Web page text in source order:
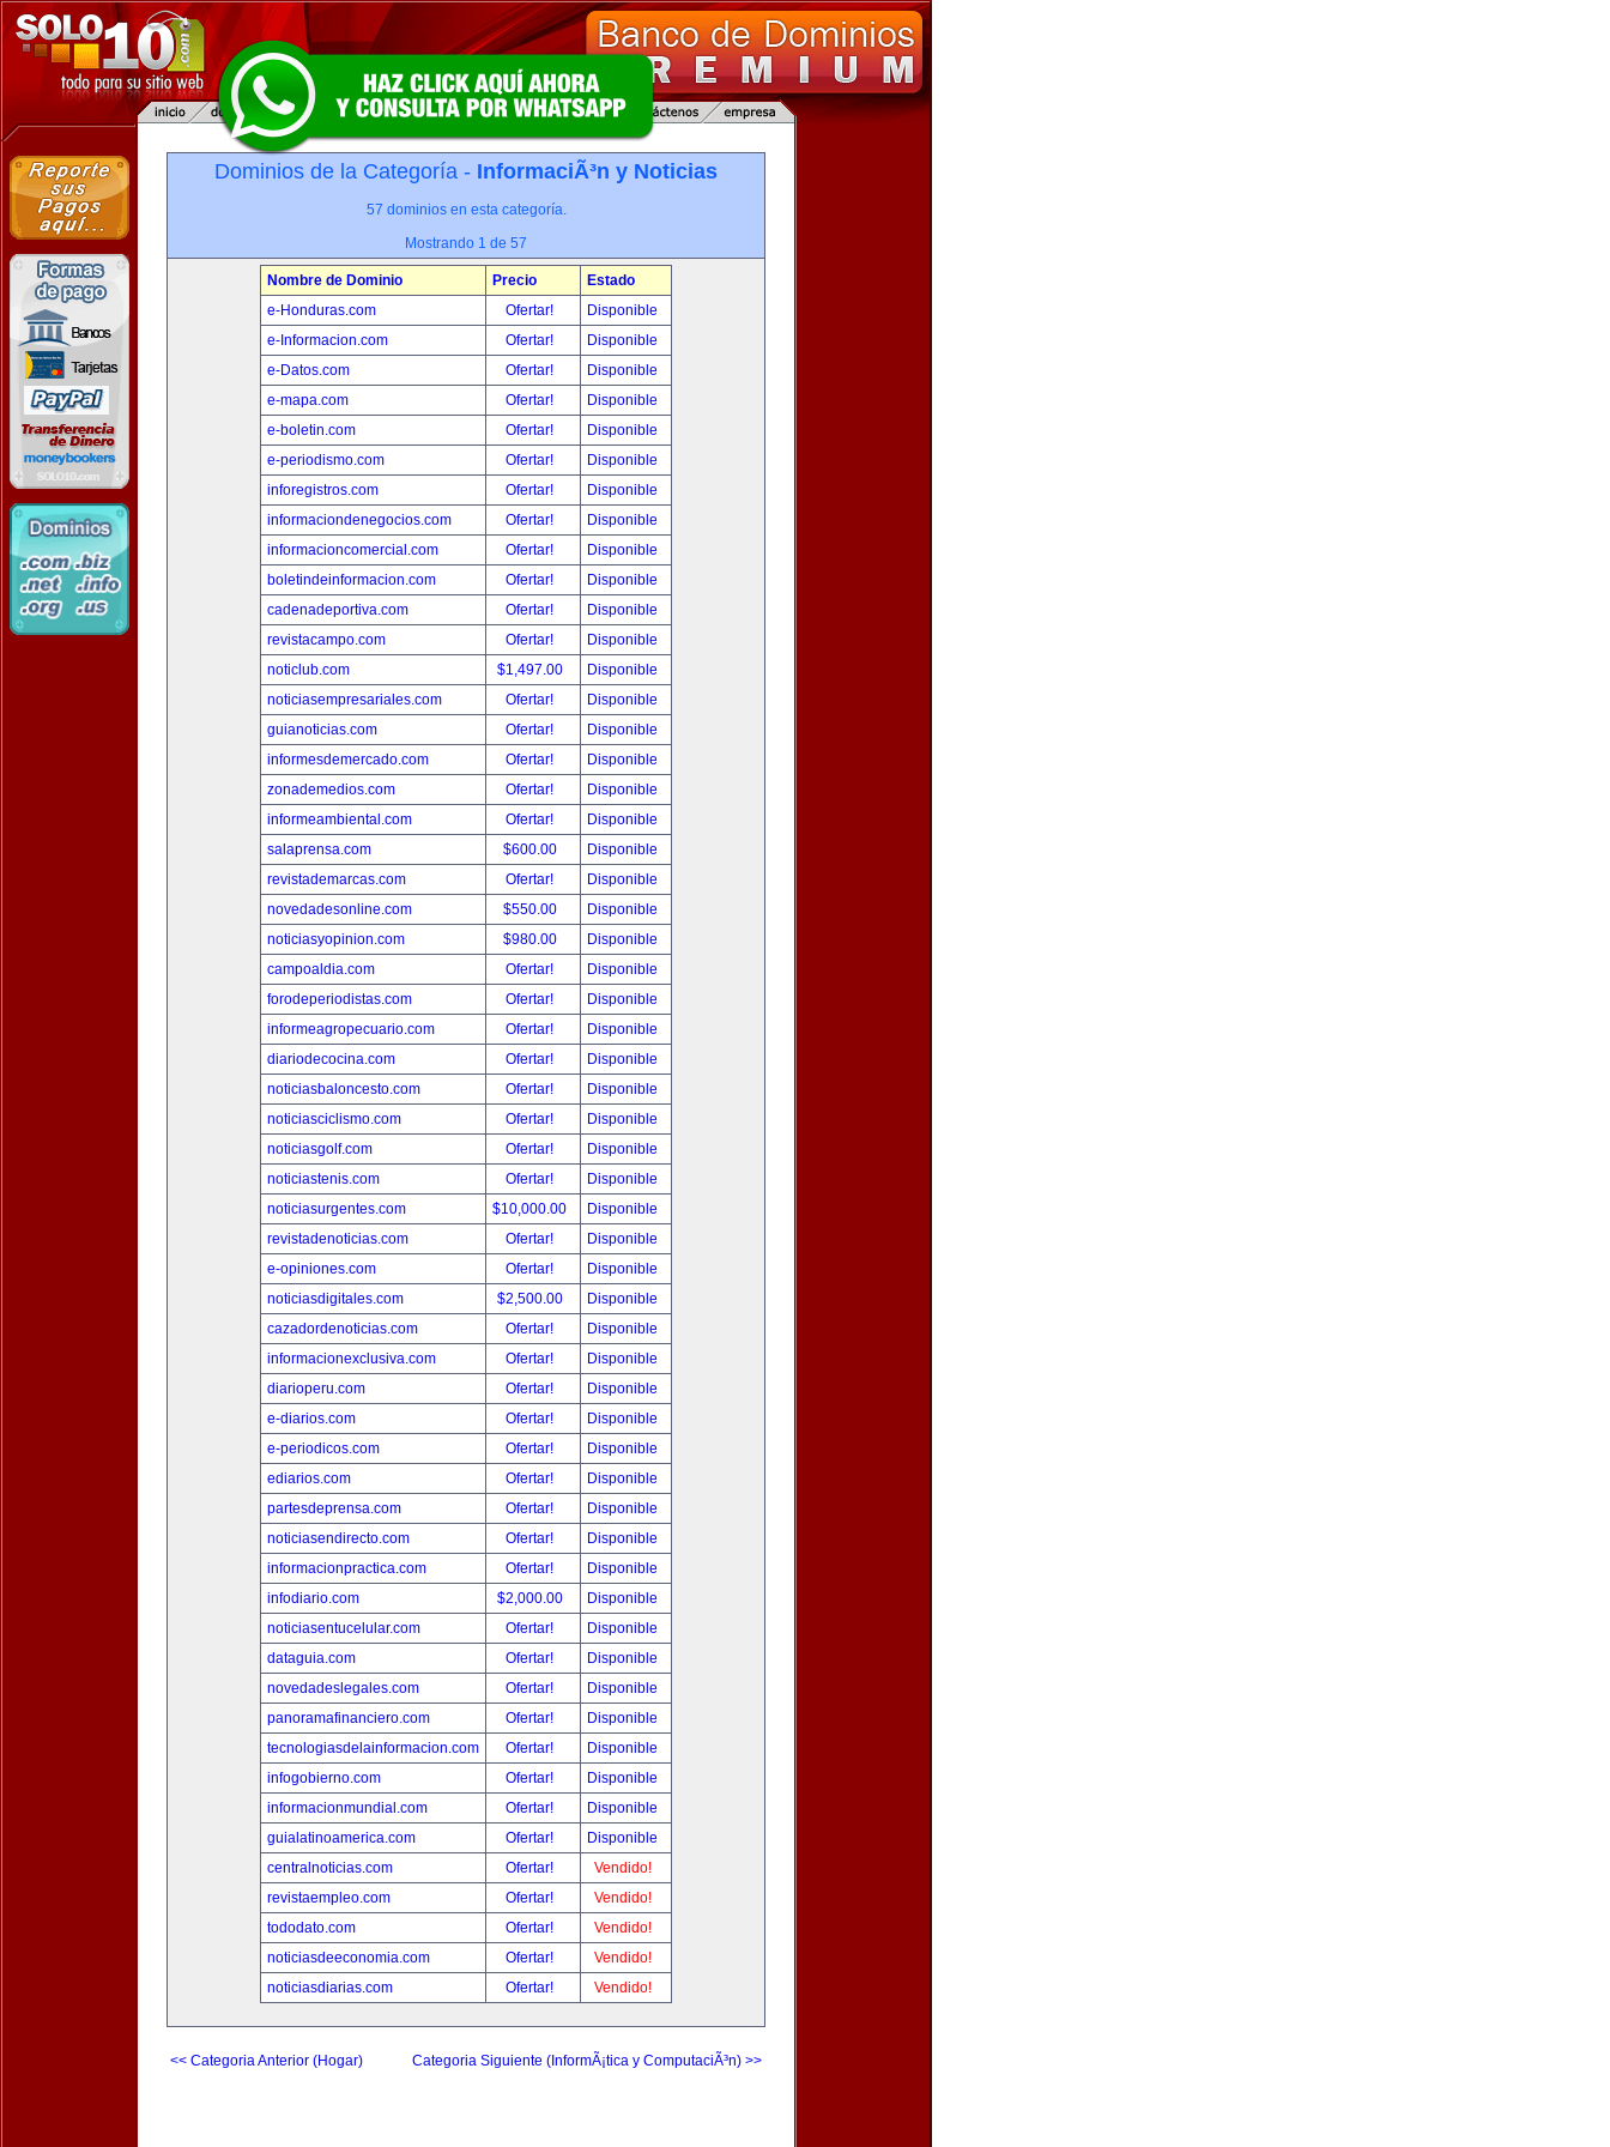
Dominios de la Categoría - InformaciÃ³n y Noticias
57 dominios en esta categoría.
Mostrando 1 de 57
Nombre de Dominio Precio
Estado
e-Honduras.com
Ofertar!
Disponible
e-Informacion.com
Ofertar!
Disponible
e-Datos.com
Ofertar!
Disponible
e-mapa.com
Ofertar!
Disponible
e-boletin.com
Ofertar!
Disponible
e-periodismo.com
Ofertar!
Disponible
inforegistros.com
Ofertar!
Disponible
informaciondenegocios.com
Ofertar!
Disponible
informacioncomercial.com
Ofertar!
Disponible
boletindeinformacion.com
Ofertar!
Disponible
cadenadeportiva.com
Ofertar!
Disponible
revistacampo.com
Ofertar!
Disponible
noticlub.com
$1,497.00
Disponible
noticiasempresariales.com
Ofertar!
Disponible
guianoticias.com
Ofertar!
Disponible
informesdemercado.com
Ofertar!
Disponible
zonademedios.com
Ofertar!
Disponible
informeambiental.com
Ofertar!
Disponible
salaprensa.com
$600.00
Disponible
revistademarcas.com
Ofertar!
Disponible
novedadesonline.com
$550.00
Disponible
noticiasyopinion.com
$980.00
Disponible
campoaldia.com
Ofertar!
Disponible
forodeperiodistas.com
Ofertar!
Disponible
informeagropecuario.com
Ofertar!
Disponible
diariodecocina.com
Ofertar!
Disponible
noticiasbaloncesto.com
Ofertar!
Disponible
noticiasciclismo.com
Ofertar!
Disponible
noticiasgolf.com
Ofertar!
Disponible
noticiastenis.com
Ofertar!
Disponible
noticiasurgentes.com
$10,000.00
Disponible
revistadenoticias.com
Ofertar!
Disponible
e-opiniones.com
Ofertar!
Disponible
noticiasdigitales.com
$2,500.00
Disponible
cazadordenoticias.com
Ofertar!
Disponible
informacionexclusiva.com
Ofertar!
Disponible
diarioperu.com
Ofertar!
Disponible
e-diarios.com
Ofertar!
Disponible
e-periodicos.com
Ofertar!
Disponible
ediarios.com
Ofertar!
Disponible
partesdeprensa.com
Ofertar!
Disponible
noticiasendirecto.com
Ofertar!
Disponible
informacionpractica.com
Ofertar!
Disponible
infodiario.com
$2,000.00
Disponible
noticiasentucelular.com
Ofertar!
Disponible
dataguia.com
Ofertar!
Disponible
novedadeslegales.com
Ofertar!
Disponible
panoramafinanciero.com
Ofertar!
Disponible
tecnologiasdelainformacion.com
Ofertar!
Disponible
infogobierno.com
Ofertar!
Disponible
informacionmundial.com
Ofertar!
Disponible
guialatinoamerica.com
Ofertar!
Disponible
centralnoticias.com
Ofertar!
Vendido!
revistaempleo.com
Ofertar!
Vendido!
tododato.com
Ofertar!
Vendido!
noticiasdeeconomia.com
Ofertar!
Vendido!
noticiasdiarias.com
Ofertar! Vendido!
<< Categoria Anterior (Hogar) Categoria Siguiente (InformÃ¡tica y ComputaciÃ³n) >>